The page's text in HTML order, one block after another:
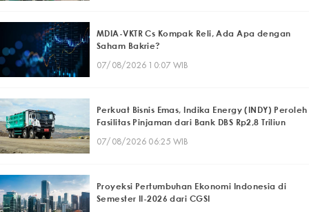
MDIA-VKTR Cs Kompak Reli, Ada Apa dengan
Saham Bakrie?
07/08/2026 10:07 WIB
Perkuat Bisnis Emas, Indika Energy (INDY) Peroleh
Fasilitas Pinjaman dari Bank DBS Rp2,8 Triliun
07/08/2026 06:25 WIB
Proyeksi Pertumbuhan Ekonomi Indonesia di
Semester II-2026 dari CGSI